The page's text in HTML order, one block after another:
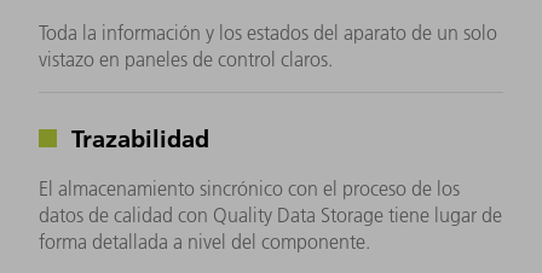
Toda la información y los estados del aparato de un solo
vistazo en paneles de control claros.
Trazabilidad
El almacenamiento sincrónico con el proceso de los
datos de calidad con Quality Data Storage tiene lugar de
forma detallada a nivel del componente.